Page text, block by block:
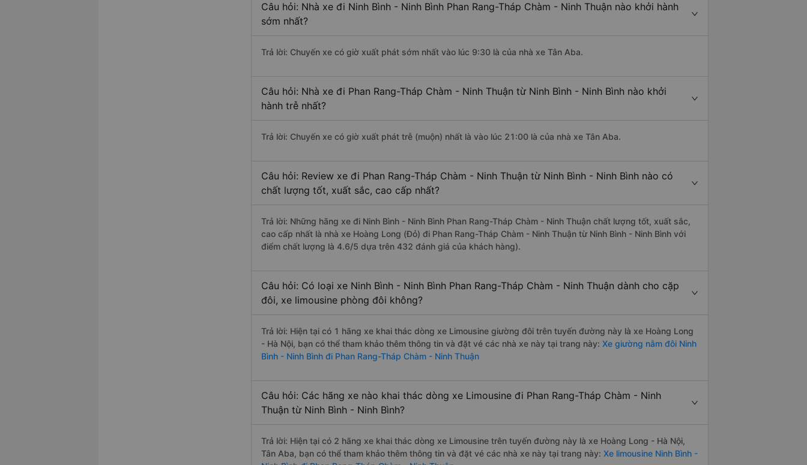
Câu hỏi: Nhà xe đi Ninh Bình - Ninh Bình Phan Rang-Tháp Chàm - Ninh Thuận nào khởi hành
sớm nhất?
Trả lời: Chuyến xe có giờ xuất phát sớm nhất vào lúc 9:30 là của nhà xe Tân Aba.
Câu hỏi: Nhà xe đi Phan Rang-Tháp Chàm - Ninh Thuận từ Ninh Bình - Ninh Bình nào khởi
hành trễ nhất?
Trả lời: Chuyến xe có giờ xuất phát trễ (muộn) nhất là vào lúc 21:00 là của nhà xe Tân Aba.
Câu hỏi: Review xe đi Phan Rang-Tháp Chàm - Ninh Thuận từ Ninh Bình - Ninh Bình nào có
chất lượng tốt, xuất sắc, cao cấp nhất?
Trả lời: Những hãng xe đi Ninh Bình - Ninh Bình Phan Rang-Tháp Chàm - Ninh Thuận chất lượng tốt, xuất sắc,
cao cấp nhất là nhà xe Hoàng Long (Đỏ) đi Phan Rang-Tháp Chàm - Ninh Thuận từ Ninh Bình - Ninh Bình với
điểm chất lượng là 4.6/5 dựa trên 432 đánh giá của khách hàng).
Câu hỏi: Có loại xe Ninh Bình - Ninh Bình Phan Rang-Tháp Chàm - Ninh Thuận dành cho cặp
đôi, xe limousine phòng đôi không?
Trả lời: Hiện tại có 1 hãng xe khai thác dòng xe Limousine giường đôi trên tuyến đường này là xe Hoàng Long
- Hà Nội, bạn có thể tham khảo thêm thông tin và đặt vé các nhà xe này tại trang này: Xe giường nằm đôi Ninh
Bình - Ninh Bình đi Phan Rang-Tháp Chàm - Ninh Thuận
Câu hỏi: Các hãng xe nào khai thác dòng xe Limousine đi Phan Rang-Tháp Chàm - Ninh
Thuận từ Ninh Bình - Ninh Bình?
Trả lời: Hiện tại có 2 hãng xe khai thác dòng xe Limousine trên tuyến đường này là xe Hoàng Long - Hà Nội,
Tân Aba, bạn có thể tham khảo thêm thông tin và đặt vé các nhà xe này tại trang này: Xe limousine Ninh Bình -